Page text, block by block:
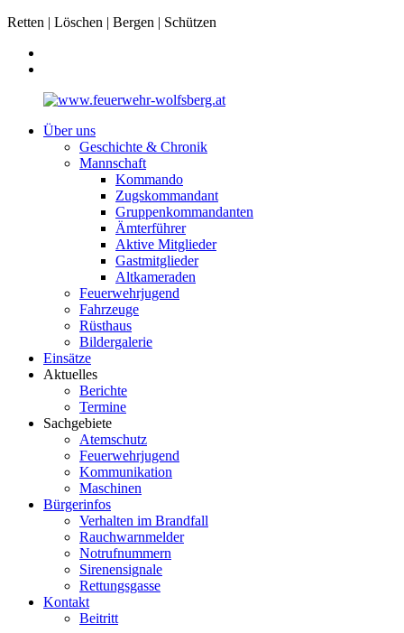
Retten | Löschen | Bergen | Schützen
Über uns
Geschichte & Chronik
Mannschaft
Kommando
Zugskommandant
Gruppenkommandanten
Ämterführer
Aktive Mitglieder
Gastmitglieder
Altkameraden
Feuerwehrjugend
Fahrzeuge
Rüsthaus
Bildergalerie
Einsätze
Aktuelles
Berichte
Termine
Sachgebiete
Atemschutz
Feuerwehrjugend
Kommunikation
Maschinen
Bürgerinfos
Verhalten im Brandfall
Rauchwarnmelder
Notrufnummern
Sirenensignale
Rettungsgasse
Kontakt
Beitritt